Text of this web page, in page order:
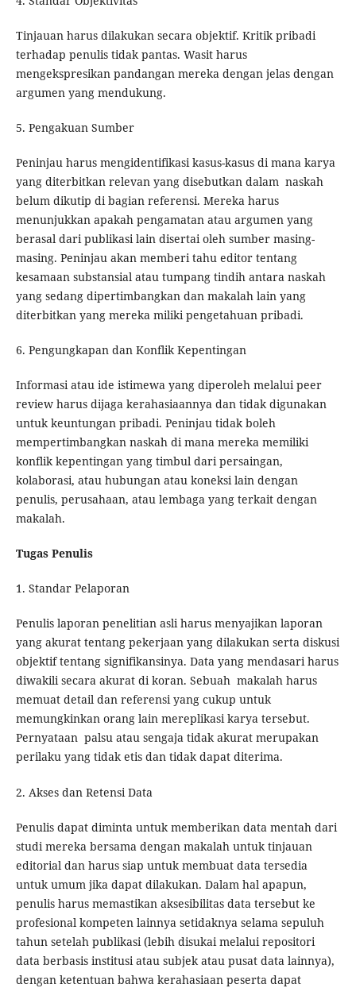
Tinjauan harus dilakukan secara objektif. Kritik pribadi
terhadap penulis tidak pantas. Wasit harus
mengekspresikan pandangan mereka dengan jelas dengan
argumen yang mendukung.
5. Pengakuan Sumber
Peninjau harus mengidentifikasi kasus-kasus di mana karya
yang diterbitkan relevan yang disebutkan dalam naskah
belum dikutip di bagian referensi. Mereka harus
menunjukkan apakah pengamatan atau argumen yang
berasal dari publikasi lain disertai oleh sumber masing-
masing. Peninjau akan memberi tahu editor tentang
kesamaan substansial atau tumpang tindih antara naskah
yang sedang dipertimbangkan dan makalah lain yang
diterbitkan yang mereka miliki pengetahuan pribadi.
6. Pengungkapan dan Konflik Kepentingan
Informasi atau ide istimewa yang diperoleh melalui peer
review harus dijaga kerahasiaannya dan tidak digunakan
untuk keuntungan pribadi. Peninjau tidak boleh
mempertimbangkan naskah di mana mereka memiliki
konflik kepentingan yang timbul dari persaingan,
kolaborasi, atau hubungan atau koneksi lain dengan
penulis, perusahaan, atau lembaga yang terkait dengan
makalah.
Tugas Penulis
1. Standar Pelaporan
Penulis laporan penelitian asli harus menyajikan laporan
yang akurat tentang pekerjaan yang dilakukan serta diskusi
objektif tentang signifikansinya. Data yang mendasari harus
diwakili secara akurat di koran. Sebuah makalah harus
memuat detail dan referensi yang cukup untuk
memungkinkan orang lain mereplikasi karya tersebut.
Pernyataan palsu atau sengaja tidak akurat merupakan
perilaku yang tidak etis dan tidak dapat diterima.
2. Akses dan Retensi Data
Penulis dapat diminta untuk memberikan data mentah dari
studi mereka bersama dengan makalah untuk tinjauan
editorial dan harus siap untuk membuat data tersedia
untuk umum jika dapat dilakukan. Dalam hal apapun,
penulis harus memastikan aksesibilitas data tersebut ke
profesional kompeten lainnya setidaknya selama sepuluh
tahun setelah publikasi (lebih disukai melalui repositori
data berbasis institusi atau subjek atau pusat data lainnya),
dengan ketentuan bahwa kerahasiaan peserta dapat